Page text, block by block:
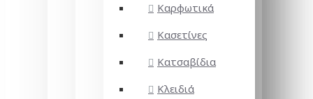
Καρφωτικά
Κασετίνες
Κατσαβίδια
Κλειδιά